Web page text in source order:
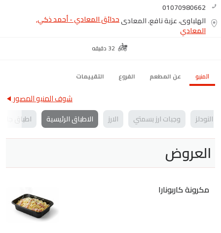
01070980662
الهلباوي، عزبة نافع، المعاديحدائق المعادي - أحمد ذكي,
المعادي
32 دقيقه
المنيو عن المطعم الفروع التقييمات
شوف المنيو المصور
النودلز وجبات ارز بسمتي الارز الاطباق الرئيسية اطباق
العروض
مكرونة كاربونارا